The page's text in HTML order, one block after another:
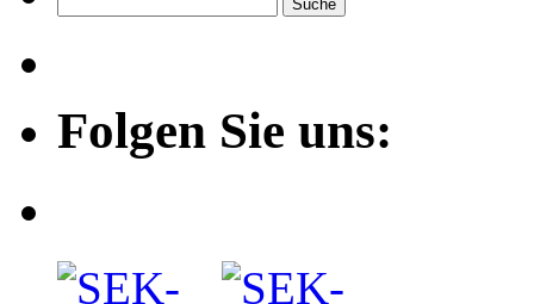
Folgen Sie uns: